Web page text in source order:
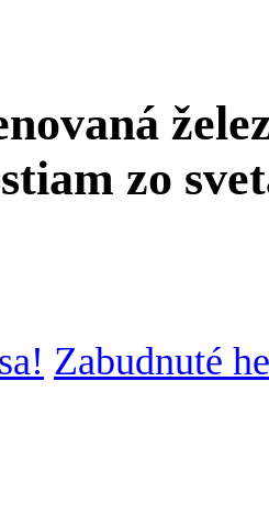
zo
Zabudnuté